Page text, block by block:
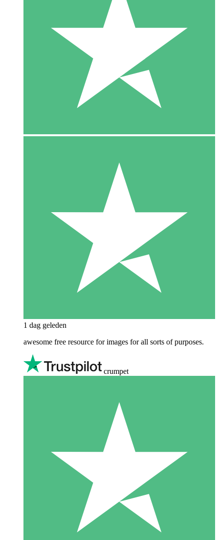
1 dag geleden
awesome free resource for images for all sorts of purposes.
crumpet